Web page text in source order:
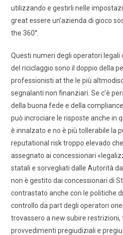
utilizzando e gestirli nelle
great essere un’azienda di gioco
the 360°.
Questi numeri degli operatori legali
del riciclaggio sono il doppio della
professionisti at the le più
segnalanti non finanziari. Se c’è
della buona fede e della
può incrociare le risposte anche in
è innalzato e no è più tollerabile la
reputational risk troppo elevado
assegnato ai concessionari
statali e sorvegliati dalle Autorità
non è gestito dai concessionari di
contrastato anche con le politiche
controllo da part degli operatori
trovassero a new subire
provvedimenti pregiudiziali e